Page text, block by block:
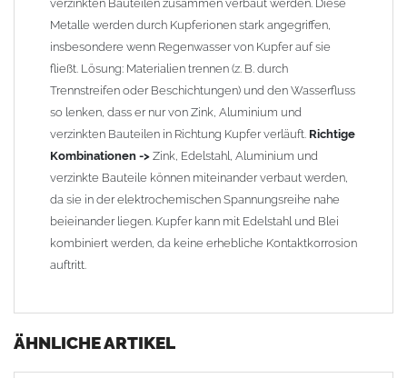
verzinkten Bauteilen zusammen verbaut werden. Diese
Metalle werden durch Kupferionen stark angegriffen,
insbesondere wenn Regenwasser von Kupfer auf sie
fließt. Lösung: Materialien trennen (z. B. durch
Trennstreifen oder Beschichtungen) und den Wasserfluss
so lenken, dass er nur von Zink, Aluminium und
verzinkten Bauteilen in Richtung Kupfer verläuft. Richtige
Kombinationen -> Zink, Edelstahl, Aluminium und
verzinkte Bauteile können miteinander verbaut werden,
da sie in der elektrochemischen Spannungsreihe nahe
beieinander liegen. Kupfer kann mit Edelstahl und Blei
kombiniert werden, da keine erhebliche Kontaktkorrosion
auftritt.
ÄHNLICHE ARTIKEL